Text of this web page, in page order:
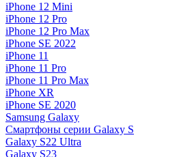
iPhone 12 Mini
iPhone 12 Pro
iPhone 12 Pro Max
iPhone SE 2022
iPhone 11
iPhone 11 Pro
iPhone 11 Pro Max
iPhone XR
iPhone SE 2020
Samsung Galaxy
Смартфоны серии Galaxy S
Galaxy S22 Ultra
Galaxy S23